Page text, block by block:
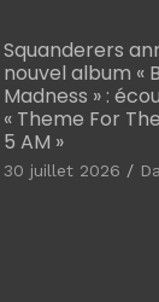
Squanderers
nouvel album «
Madness » :
« Theme For
5 AM »
30 juillet 2026